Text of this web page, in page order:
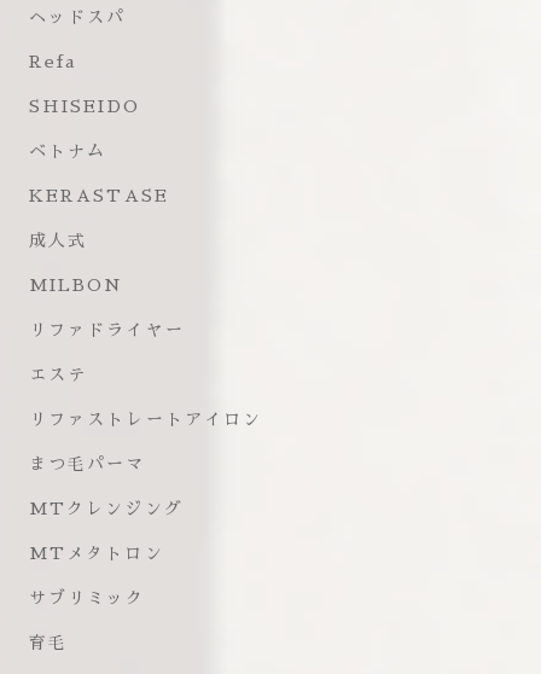
ヘッドスパ
Refa
SHISEIDO
ベトナム
KERASTASE
成人式
MILBON
リファドライヤー
エステ
リファストレートアイロン
まつ毛パーマ
MTクレンジング
MTメタトロン
サブリミック
育毛